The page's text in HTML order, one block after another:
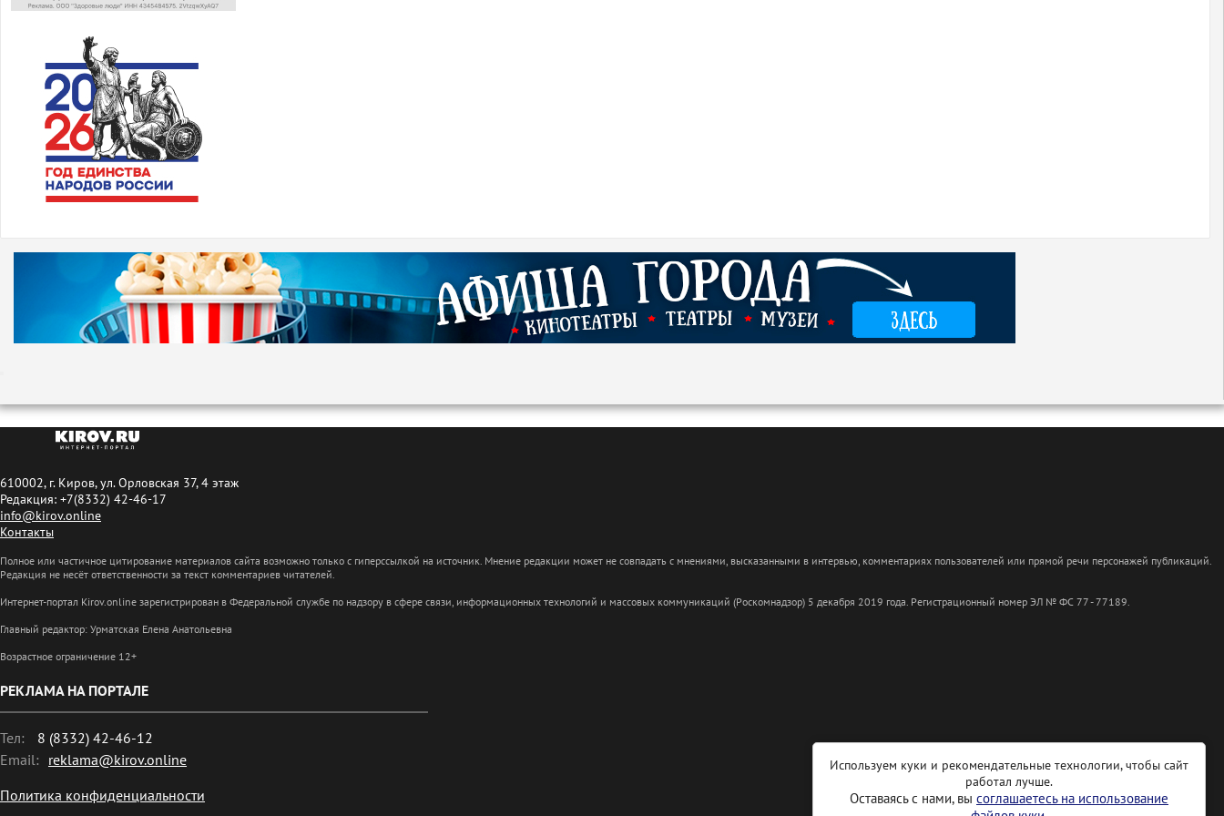
610002, г. Киров, ул. Орловская 37, 4 этаж
Редакция: +7(8332) 42-46-17
info@kirov.online
Контакты
Полное или частичное цитирование материалов сайта возможно только с гиперссылкой на источник. Мнение редакции может не совпадать с мнениями, высказанными в интервью, комментариях пользователей или прямой речи персонажей публикаций.
Редакция не несёт ответственности за текст комментариев читателей.
Интернет-портал Kirov.online зарегистрирован в Федеральной службе по надзору в сфере связи, информационных технологий и массовых коммуникаций (Роскомнадзор) 5 декабря 2019 года. Регистрационный номер ЭЛ № ФС 77 - 77189.
Главный редактор: Урматская Елена Анатольевна
Возрастное ограничение 12+
РЕКЛАМА НА ПОРТАЛЕ
Тел:
8 (8332) 42-46-12
Email: reklama@kirov.online
Политика конфиденциальности
Используем куки и рекомендательные технологии, чтобы сайт
работал лучше.
Оставаясь с нами, вы соглашаетесь на использование